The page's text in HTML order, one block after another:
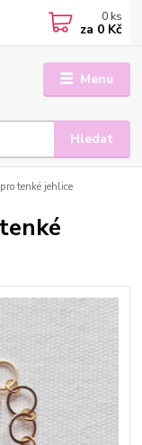
Menu
Hledat
0 ks
za 0 Kč
tenké jehlice